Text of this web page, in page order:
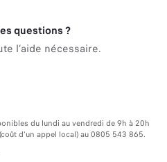
questions ?
l’aide nécessaire.
du lundi au vendredi de 9h à 20h
d'un appel local) au 0805 543 865.